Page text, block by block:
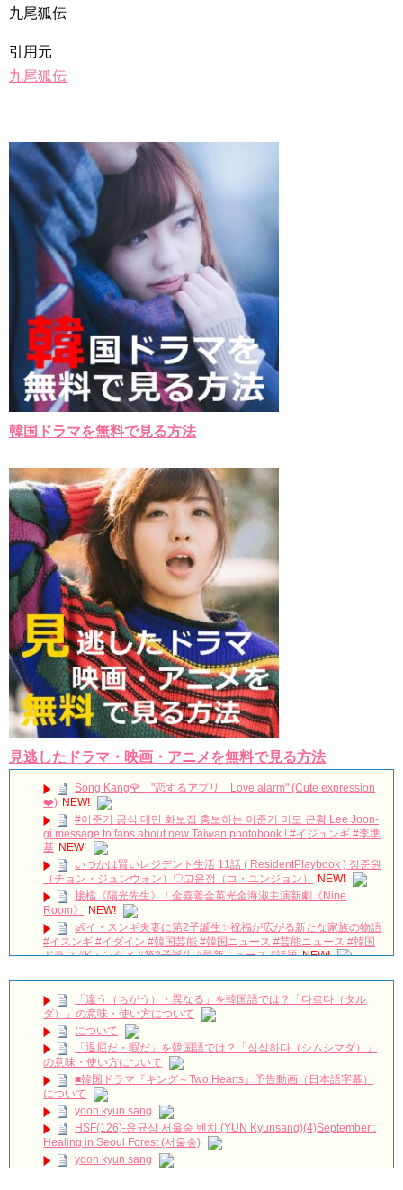
언니&#39; (ft. 도여니의 학창시절) | 편 먹고 갈래요? 밥블레스유 2
bobblessyou2 EP.18
キム・テヒの弟イ・ワン♥イ・ボミ、今日（28日）結婚……
「ライフ・ オン・ マーズ」2019年11月2日TSUTAYAにて先行
レンタル開始！
(ENG SUB) Behind The Scene Hyun Bin 현빈❤️ 손예진 Son Ye
Jin-Crash Landing On You/ヒョンビン❤️ソンイェジン / エンジョイ❕
ユン・ギュンサン、番組にも登場した愛猫が急死…イ・ソンギ
ョンら同僚芸能人から慰めの言葉が続々 – Taka News
キム・レウォンの影絵遊び！？「黒騎士～永遠の約束～」メイ
キングを一部公開（DVD-SET2特典映像より）
「まず熱く掃除せよ」女優キム・ユジョン、「健康がとても回
復…痩せたのはソン・ジェリムのせい!? 」 (11/26)
【裏芸能】キムユジョンの熱愛彼氏はあの大物俳優
キム・ユジョン、美しいセルフショットで近況を伝える“会いた
いでしょ？” Big News TV
キム・ユジョン、新ドラマ「まず熱く掃除せよ」に出演確
定…“台本を見た瞬間惹かれた” 20180123
幻の王女チャミョンゴ エンディング
YUCHUN ♥ LOVE 15 「成均館 5話」
리고 그려도 (Miss You In My Heart)
俳優カン・ギヨン、突然の熱愛宣言…「キム秘書がなぜそう
か」出演で話題 Big News TV
Powered by livedoor 相互RSS
九尾狐伝
引用元
九尾狐伝
韓国ドラマを無料で見る方法
見逃したドラマ・映画・アニメを無料で見る方法
Song Kang🌹 "恋するアプリ Love alarm" (Cute expression
❤️) NEW!
#이준기 공식 대만 화보집 홍보하는 이준기 미모 근황 Lee Joon-
gi message to fans about new Taiwan photobook ! #イジュンギ #李準
基 NEW!
いつかは賢いレジデント生活 11話 ( ResidentPlaybook ) 정준원
（チョン・ジュンウォン）♡고윤정（コ・ユンジョン）
NEW!
接檔《陽光先生》！金喜善金英光金海淑主演新劇《Nine
Room》
NEW!
👶イ・スンギ夫妻に第2子誕生✨祝福が広がる新たな家族の物語
#イスンギ #イダイン #韓国芸能 #韓国ニュース #芸能ニュース #韓国
ドラマ #Kエンタメ #第2子誕生 #最新ニュース #話題 NEW!
【未公開ＮＧシーン💓】【後編】大爆笑「21世紀の大君夫人」
のメイキング💓#韓国ドラマ #iu #byeonwooseok #ビョンウソク #21
世紀の大君夫人 #ngシーン #メイキング
記者会見で愛の告白『子供ができました』U-NEXTで独占配信
中✨ #子供ができました #チェジニョク #オヨンソ #ホンジョンヒョ
ン #unext #short NEW!
Kang Hoon & Yoon Seo | Simplemente tú |
The Miracle We Met Episode 17 Preview English
Subtitle NEW!
第2話 NO KICKING NEW!
韓国ドラマ「小さな神の子供たち」1話あらすじカン・ジファン
「違う（ちがう）・異なる」を韓国語では？「다르다（タル
ダ）」の意味・使い方について
について
「退屈だ・暇だ」を韓国語では？「심심하다（シムシマダ）」
の意味・使い方について
■韓国ドラマ『キング～Two Hearts』予告動画（日本語字幕）
について
yoon kyun sang
HSF(126)-윤균상 서울숲 벤치 (YUN Kyunsang)(4)September::
Healing in Seoul Forest (서울숲)
yoon kyun sang